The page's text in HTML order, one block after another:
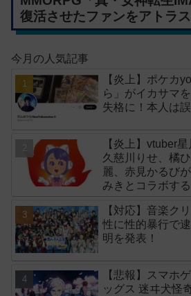
復活させたファンをアトラ
今月の人気記事
【炎上】ポケカ
ら」がイカサマ
失格に！本人は
【炎上】vtuber
久慈川りせ、橘
麗、赤見かるび
みきとコラボす
【対応】音楽ク
性に性的暴行で
明を発表！
【悲報】スマホ
ッグス 迷ヰ犬怪